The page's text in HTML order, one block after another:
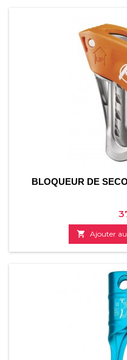
BLOQUEUR DE
 Ajouter